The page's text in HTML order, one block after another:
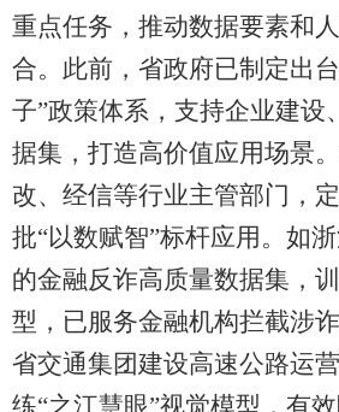
重点任务，推动数据要素和
合。此前，省政府已制定出
子”政策体系，支持企业建设
据集，打造高价值应用场景
改、经信等行业主管部门，
批“以数赋智”标杆应用。如
的金融反诈高质量数据集，
型，已服务金融机构拦截涉
省交通集团建设高速公路运
练“之江慧眼”视觉模型，有